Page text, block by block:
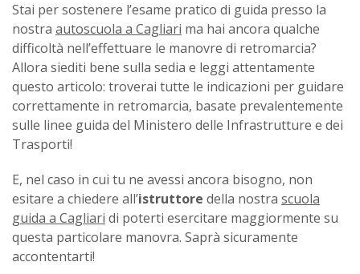
Stai per sostenere l’esame pratico di guida presso la
nostra autoscuola a Cagliari ma hai ancora qualche
difficoltà nell’effettuare le manovre di retromarcia?
Allora siediti bene sulla sedia e leggi attentamente
questo articolo: troverai tutte le indicazioni per guidare
correttamente in retromarcia, basate prevalentemente
sulle linee guida del Ministero delle Infrastrutture e dei
Trasporti!
E, nel caso in cui tu ne avessi ancora bisogno, non
esitare a chiedere all’istruttore della nostra scuola
guida a Cagliari di poterti esercitare maggiormente su
questa particolare manovra. Saprà sicuramente
accontentarti!